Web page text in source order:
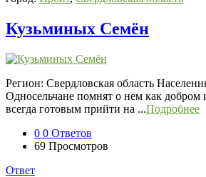
Кузьминых Семён
Регион: Свердловская область
Односельчане помнят о нем как добром
всегда готовым прийти на ...Подробнее
0 0 Ответов
69 Просмотров
Ответ